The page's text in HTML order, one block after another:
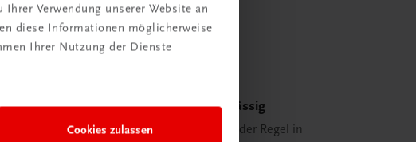
Verwendung unserer Website an
diese Informationen möglicherweise
Ihrer Nutzung der Dienste
Cookies zulassen
Schnell und zuverlässig
Ihre Bestellung ist in der Regel in